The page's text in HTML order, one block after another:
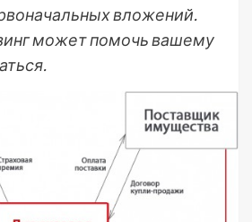
вложений.
может помочь вашему